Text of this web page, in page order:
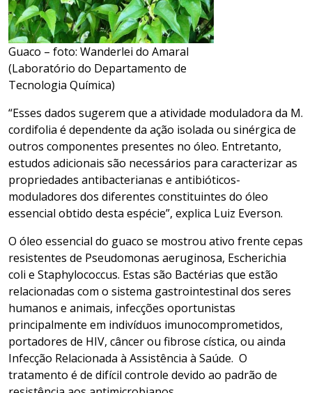
Guaco – foto: Wanderlei do Amaral
(Laboratório do Departamento de
Tecnologia Química)
“Esses dados sugerem que a atividade moduladora da M.
cordifolia é dependente da ação isolada ou sinérgica de
outros componentes presentes no óleo. Entretanto,
estudos adicionais são necessários para caracterizar as
propriedades antibacterianas e antibióticos-
moduladores dos diferentes constituintes do óleo
essencial obtido desta espécie”, explica Luiz Everson.
O óleo essencial do guaco se mostrou ativo frente cepas
resistentes de Pseudomonas aeruginosa, Escherichia
coli e Staphylococcus. Estas são Bactérias que estão
relacionadas com o sistema gastrointestinal dos seres
humanos e animais, infecções oportunistas
principalmente em indivíduos imunocomprometidos,
portadores de HIV, câncer ou fibrose cística, ou ainda
Infecção Relacionada à Assistência à Saúde. O
tratamento é de difícil controle devido ao padrão de